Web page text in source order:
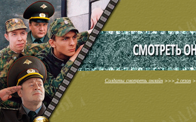
Солдаты смотреть онлайн>>> 2 сезон